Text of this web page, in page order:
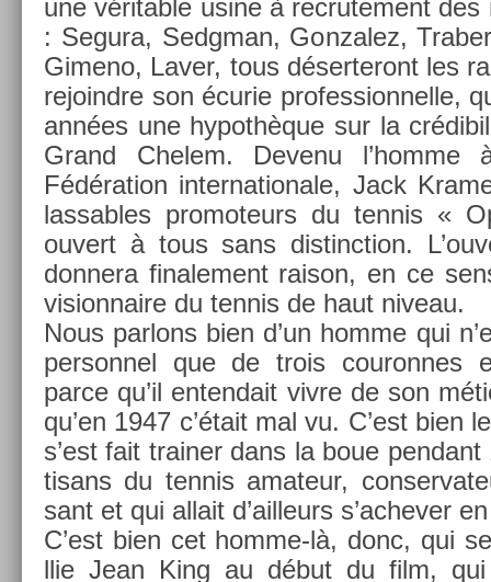
une vérit­able usine à re­crute­ment
: Segura, Sedgman, Gon­zalez,
Gimeno, Laver, tous déser­teront les
re­joindre son écurie pro­fes­sion­nelle,
années une hy­pothèque sur la
Grand Chelem. De­venu
Fédéra­tion in­ter­nationale, Jack
lass­ables pro­moteurs du ten­nis «
ouvert à tous sans dis­tinc­tion.
don­nera fin­ale­ment raison, en ce
vision­naire du ten­nis de haut niveau.
Nous par­lons bien d’un homme qui
per­son­nel que de trois co­uron­nes
parce qu’il en­ten­dait vivre de son
qu’en 1947 c’était mal vu. C’est bien
s’est fait train­er dans la boue
tisans du ten­nis amateur,
sant et qui al­lait d’ail­leurs s’ac­hev­er
C’est bien cet homme-là, donc, qui
llie Jean King au début du film,